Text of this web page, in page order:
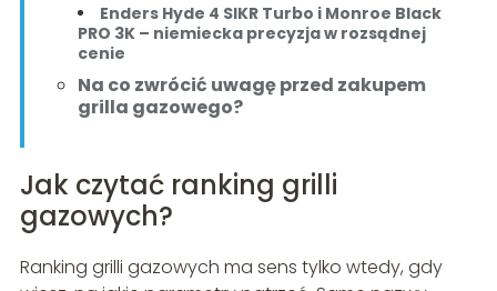
Enders Hyde 4 SIKR Turbo i Monroe Black
PRO 3K – niemiecka precyzja w rozsądnej
cenie
Na co zwrócić uwagę przed zakupem
grilla gazowego?
Jak czytać ranking grilli
gazowych?
Ranking grilli gazowych ma sens tylko wtedy, gdy